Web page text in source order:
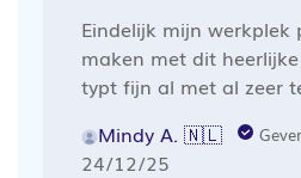
Eindelijk mijn werkplek
maken met dit
typt fijn al met al zeer
Mindy A. 🇳🇱
Publicatiedatum
24/12/25